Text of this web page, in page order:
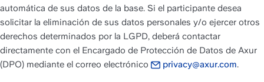
automática de sus datos de la base. Si el participante desea
solicitar la eliminación de sus datos personales y/o ejercer otros
derechos determinados por la LGPD, deberá contactar
directamente con el Encargado de Protección de Datos de Axur
(DPO) mediante el correo electrónico
privacy@axur.com.